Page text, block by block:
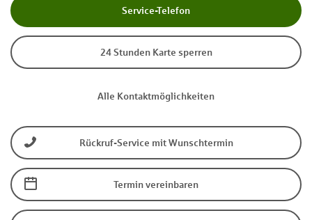
Service-Telefon
24 Stunden Karte sperren
Alle Kontaktmöglichkeiten
Rückruf-Service mit Wunschtermin
Termin vereinbaren